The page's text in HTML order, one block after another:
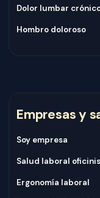
Dolor lumbar
Hombro doloroso
Empresas y
Soy empresa
Salud laboral
Ergonomía laboral